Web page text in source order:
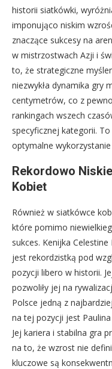
historii siatkówki,
imponująco niskim
znaczące sukcesy na
w mistrzostwach Azji i
to, że strategiczne
niezwykła dynamika gry
centymetrów, co z
rankingach wszech
specyficznej kategorii.
optymalne
Rekordowo
Kobiet
Również w siatkówce
które pomimo
sukces. Kenijka
jest rekordzistką pod
pozycji libero w historii.
pozwoliły jej na
Polsce jedną z
na tej pozycji jest
Jej kariera i stabilna gra
na to, że wzrost nie
kluczowe są